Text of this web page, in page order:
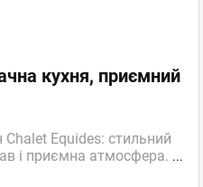
кухня, приємний
Equides: стильний
і приємна атмосфера. ...